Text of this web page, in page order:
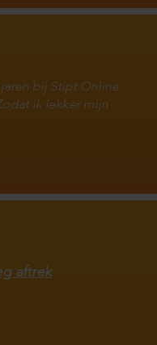
bij Stipt Online
ik lekker mijn
aftrek